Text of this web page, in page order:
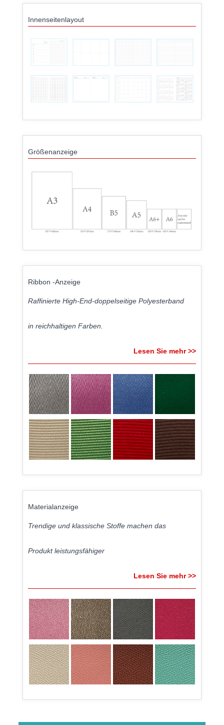
Innenseitenlayout
Größenanzeige
Ribbon -Anzeige
Raffinierte High-End-doppelseitige Polyesterband
in reichhaltigen Farben.
Lesen Sie mehr >>
Materialanzeige
Trendige und klassische Stoffe machen das
Produkt leistungsfähiger
Lesen Sie mehr >>